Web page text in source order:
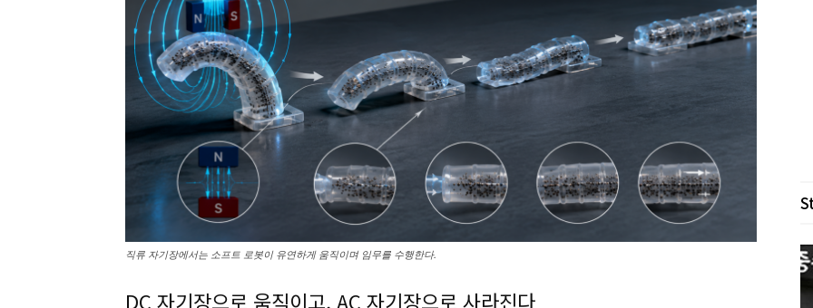
직류 자기장에서는 소프트 로봇이 유연하게 움직이며 임무를 수행한다.
DC 자기장으로 움직이고, AC 자기장으로 사라진다